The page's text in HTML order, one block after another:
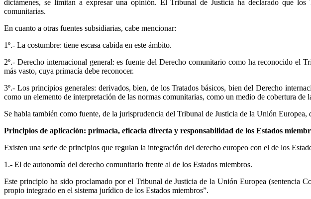
dictámenes, se limitan a expresar una opinión. El Tribunal de Justicia ha declarado que
comunitarias.
En cuanto a otras fuentes subsidiarias, cabe mencionar:
1º.- La costumbre: tiene escasa cabida en este ámbito.
2º.- Derecho internacional general: es fuente del Derecho comunitario como ha reconocido el
más vasto, cuya primacía debe reconocer.
3º.- Los principios generales: derivados, bien, de los Tratados básicos, bien del Derecho
como un elemento de interpretación de las normas comunitarias, como un medio de cobertura
Se habla también como fuente, de la jurisprudencia del Tribunal de Justicia de la Unión Europea,
Principios de aplicación: primacía, eficacia directa y responsabilidad de los Estados
Existen una serie de principios que regulan la integración del derecho europeo con el de los
1.- El de autonomía del derecho comunitario frente al de los Estados miembros.
Este principio ha sido proclamado por el Tribunal de Justicia de la Unión Europea (sentencia
propio integrado en el sistema jurídico de los Estados miembros”.